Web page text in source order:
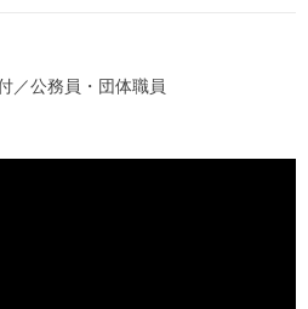
【4年生】
明会を探す
インターンを探す
／公務員・団体職員